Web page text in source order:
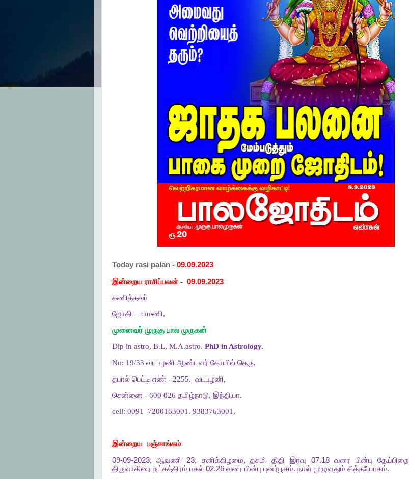
Today rasi palan - 09.09.2023
இன்றைய ராசிப்பலன் - 09.09.2023
கணித்தவர்
ஜோதிட மாமணி,
முனைவர் முருகு பால முருகன்
Dip in astro, B.L, M.A.astro. PhD in Astrology.
No: 19/33 வடபழனி ஆண்டவர் கோயில் தெரு,
தபால் பெட்டி எண் - 2255. வடபழனி,
சென்னை - 600 026 தமிழ்நாடு, இந்தியா.
cell: 0091
7200163001. 9383763001,
இன்றைய பஞ்சாங்கம்
09-09-2023,ஆவணி 23, சனிக்கிழமை,தசமி திதி இரவு 07.18வரை பின்பு தேய்பிறை
திருவாதிரை நட்சத்திரம் பகல்02.26 வரை பின்பு புனர்பூசம். நாள் முழுவதும் சித்தயோகம்.